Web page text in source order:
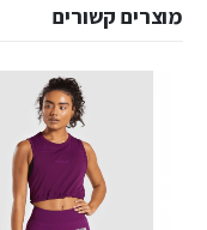
מוצרים קשורים